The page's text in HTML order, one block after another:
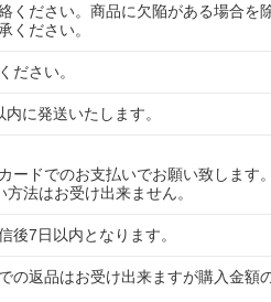
ください。商品に欠陥がある場合を
ください。
ださい。
に発送いたします。
ードでのお支払いでお願い致します。
法はお受け出来ません。
後7日以内となります。
の返品はお受け出来ますが購入金額